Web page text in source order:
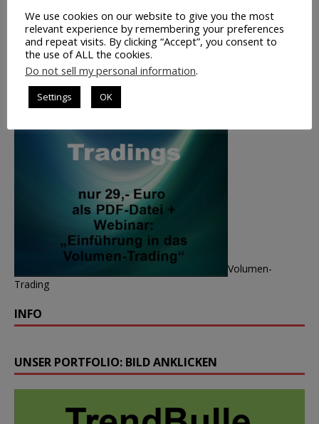
Volumen-
Trading
INFO
UNSER PORTFOLIO: BILD ANKLICKEN
We use cookies on our website to give you the most
relevant experience by remembering your preferences
and repeat visits. By clicking “Accept”, you consent to
the use of ALL the cookies.
Do not sell my personal information.
Settings OK